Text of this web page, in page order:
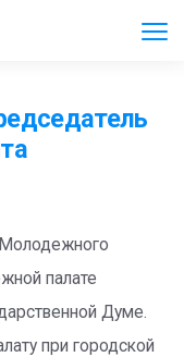
палате
Думе.
при городской